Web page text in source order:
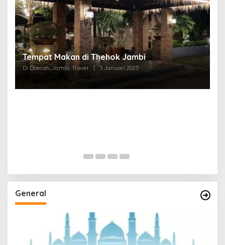
Tempat Makan di Thehok Jambi
Di Daerah, Jambi, Travel 3 Januari 2025
General